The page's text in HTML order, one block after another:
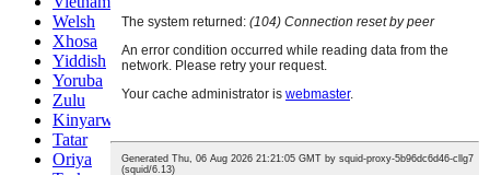
Welsh
Xhosa
Yiddish
Yoruba
Zulu
Kinyarwanda
Tatar
Oriya